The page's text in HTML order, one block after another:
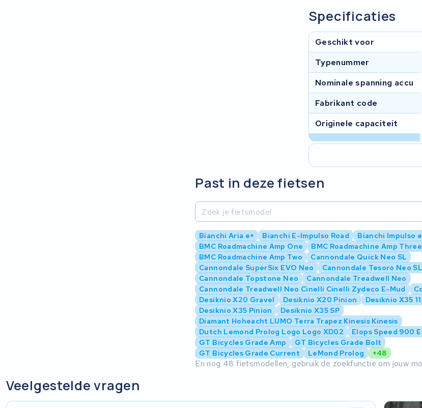
Specificaties
Geschikt voor
Typenummer
Nominale spanning accu
Fabrikant code
Originele capaciteit
Past in deze fietsen
Bianchi Aria e+ Bianchi E-Impulso Road
Bianchi Impulso
BMC Roadmachine Amp One
BMC Roadmachine Amp Three
BMC Roadmachine Amp Two
Cannondale Quick Neo SL
Cannondale SuperSix EVO Neo
Cannondale Tesoro Neo SL
Cannondale Topstone Neo
Cannondale Treadwell Neo
Cannondale Treadwell Neo Cinelli Cinelli Zydeco E-Mud
Desiknio X20 Gravel
Desiknio X20 Pinion
Desiknio X35
Desiknio X35 Pinion
Desiknio X35 SP
Diamant Hoheacht LUMO Terra Trapez Kinesis Kinesis
Dutch Lemond Prolog Logo Logo XD02
Elops Speed 900 E
GT Bicycles Grade Amp
GT Bicycles Grade Bolt
GT Bicycles Grade Current
LeMond Prolog +48
En nog 48 fietsmodellen, gebruik de zoekfunctie om jouw
Veelgestelde vragen